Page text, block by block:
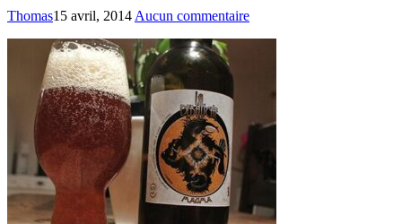
Thomas15 avril, 2014 Aucun commentaire